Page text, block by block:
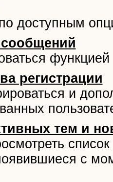
доступным
регистрации
и
тем и
с